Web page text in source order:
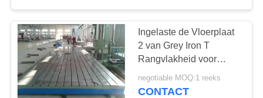
Ingelaste de Vloerplaat
2 van Grey Iron T
Rangvlakheid voor
Nauwkeurigheidsmeting
negotiable MOQ:1 reeks
CONTACT